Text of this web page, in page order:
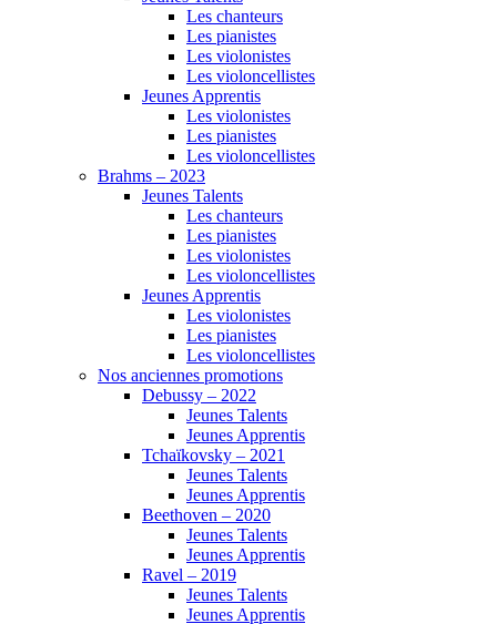
Les chanteurs
Les pianistes
Les violonistes
Les violoncellistes
Jeunes Apprentis
Les violonistes
Les pianistes
Les violoncellistes
Brahms – 2023
Jeunes Talents
Les chanteurs
Les pianistes
Les violonistes
Les violoncellistes
Jeunes Apprentis
Les violonistes
Les pianistes
Les violoncellistes
Nos anciennes promotions
Debussy – 2022
Jeunes Talents
Jeunes Apprentis
Tchaïkovsky – 2021
Jeunes Talents
Jeunes Apprentis
Beethoven – 2020
Jeunes Talents
Jeunes Apprentis
Ravel – 2019
Jeunes Talents
Jeunes Apprentis